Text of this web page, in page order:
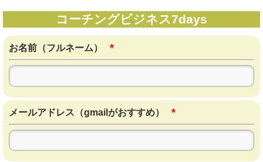
コーチングビジネス7days
お名前（フルネーム） *
メールアドレス（gmailがおすすめ） *